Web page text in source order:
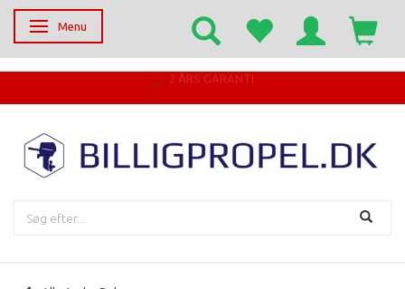
Skifte navigation
Menu
2 ÅRS GARANTI